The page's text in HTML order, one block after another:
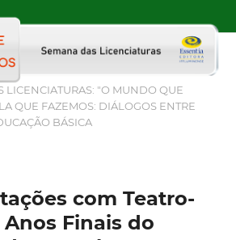
LICENCIATURAS: "O MUNDO QUE
QUE FAZEMOS: DIÁLOGOS ENTRE
BÁSICA
com Teatro-
Finais do